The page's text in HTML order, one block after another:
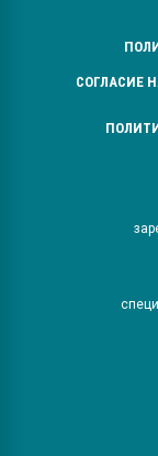
СОГЛАСИЕ